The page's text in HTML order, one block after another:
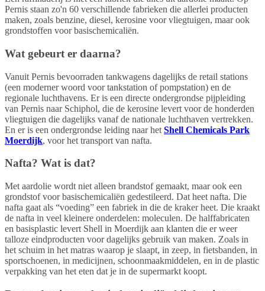
Pernis staan zo'n 60 verschillende fabrieken die allerlei producten
maken, zoals benzine, diesel, kerosine voor vliegtuigen, maar ook
grondstoffen voor basischemicaliën.
Wat gebeurt er daarna?
Vanuit Pernis bevoorraden tankwagens dagelijks de retail stations
(een moderner woord voor tankstation of pompstation) en de
regionale luchthavens. Er is een directe ondergrondse pijpleiding
van Pernis naar Schiphol, die de kerosine levert voor de honderden
vliegtuigen die dagelijks vanaf de nationale luchthaven vertrekken.
En er is een ondergrondse leiding naar het Shell Chemicals Park
Moerdijk, voor het transport van nafta.
Nafta? Wat is dat?
Met aardolie wordt niet alleen brandstof gemaakt, maar ook een
grondstof voor basischemicaliën gedestileerd. Dat heet nafta. Die
nafta gaat als “voeding” een fabriek in die de kraker heet. Die kraakt
de nafta in veel kleinere onderdelen: moleculen. De halffabricaten
en basisplastic levert Shell in Moerdijk aan klanten die er weer
talloze eindproducten voor dagelijks gebruik van maken. Zoals in
het schuim in het matras waarop je slaapt, in zeep, in fietsbanden, in
sportschoenen, in medicijnen, schoonmaakmiddelen, en in de plastic
verpakking van het eten dat je in de supermarkt koopt.